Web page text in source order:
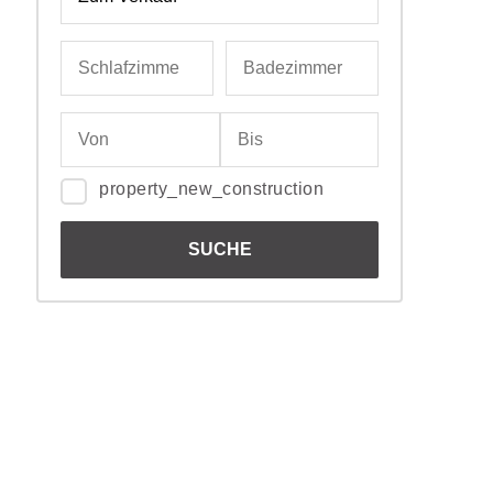
property_new_construction